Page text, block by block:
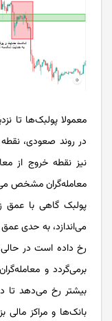
معمولا پولبک‌ها تا
در روند صعودی،
نیز نقطه خروج از
معامله‌گران مشخص
پولبک گاهی با عمق
می‌اندازد، به حدی عمق
رخ داده است در
برمی‌گردد و
بیشتر رخ می‌دهد تا
بانک‌ها و مراکز مالی